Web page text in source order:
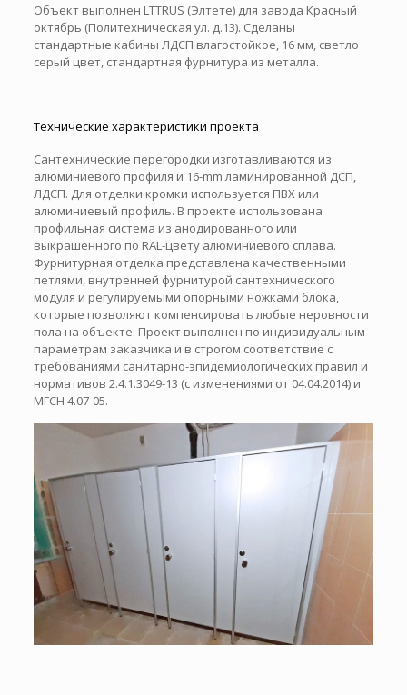
Объект выполнен LTTRUS (Элтете) для завода Красный
октябрь (Политехническая ул. д.13). Сделаны
стандартные кабины ЛДСП влагостойкое, 16 мм, светло
серый цвет, стандартная фурнитура из металла.
Технические характеристики проекта
Сантехнические перегородки изготавливаются из
алюминиевого профиля и 16-mm ламинированной ДСП,
ЛДСП. Для отделки кромки используется ПВХ или
алюминиевый профиль. В проекте использована
профильная система из анодированного или
выкрашенного по RAL-цвету алюминиевого сплава.
Фурнитурная отделка представлена качественными
петлями, внутренней фурнитурой сантехнического
модуля и регулируемыми опорными ножками блока,
которые позволяют компенсировать любые неровности
пола на объекте. Проект выполнен по индивидуальным
параметрам заказчика и в строгом соответствие с
требованиями санитарно-эпидемиологических правил и
нормативов 2.4.1.3049-13 (с изменениями от 04.04.2014) и
МГСН 4.07-05.